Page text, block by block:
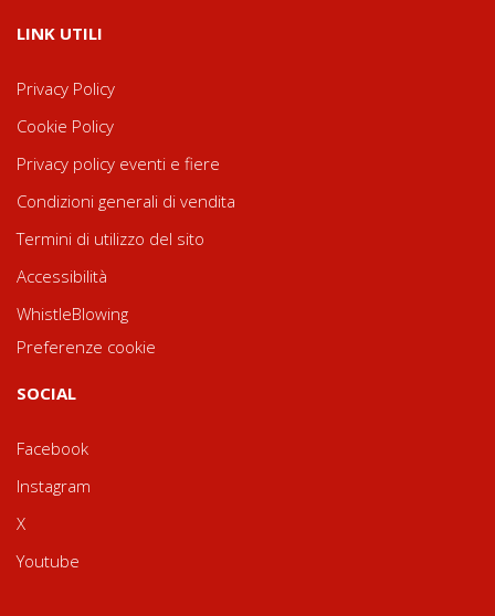
LINK UTILI
Privacy Policy
Cookie Policy
Privacy policy eventi e fiere
Condizioni generali di vendita
Termini di utilizzo del sito
Accessibilità
WhistleBlowing
Preferenze cookie
SOCIAL
Facebook
Instagram
X
Youtube